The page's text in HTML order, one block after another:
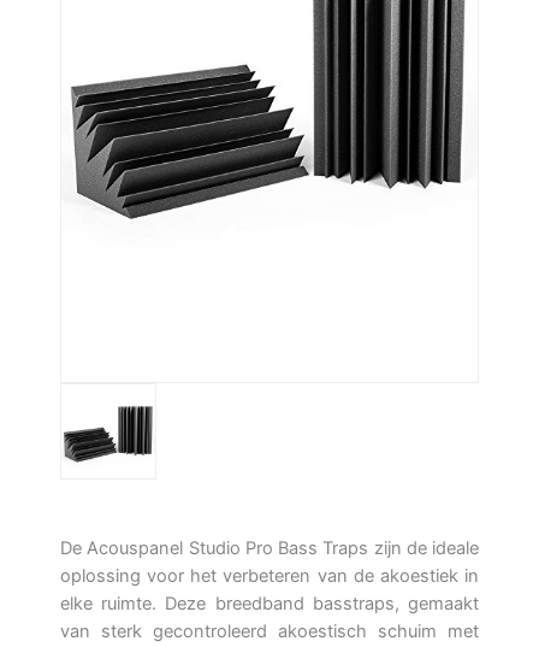
De Acouspanel Studio Pro Bass Traps zijn de ideale
oplossing voor het verbeteren van de akoestiek in
elke ruimte. Deze breedband basstraps, gemaakt
van sterk gecontroleerd akoestisch schuim met